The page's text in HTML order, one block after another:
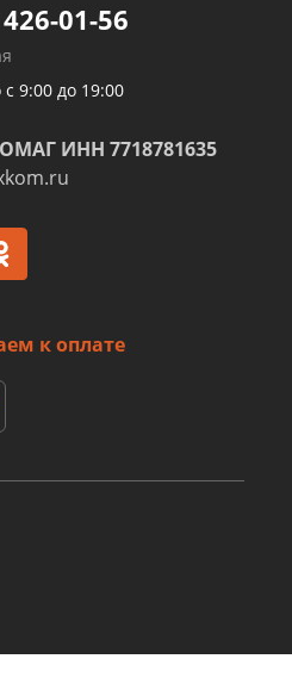
01-56
9:00 до 19:00
ИНН 7718781635
к оплате